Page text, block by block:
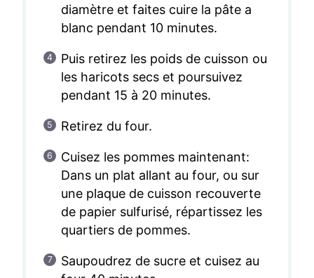
diamètre et faites cuire la pâte a
blanc pendant 10 minutes.
Puis retirez les poids de cuisson ou
les haricots secs et poursuivez
pendant 15 à 20 minutes.
Retirez du four.
Cuisez les pommes maintenant:
Dans un plat allant au four, ou sur
une plaque de cuisson recouverte
de papier sulfurisé, répartissez les
quartiers de pommes.
Saupoudrez de sucre et cuisez au